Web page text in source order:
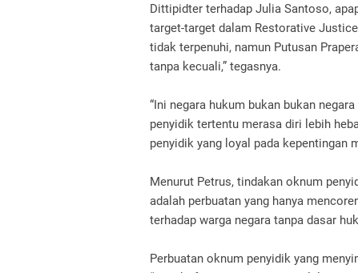
Dittipidter terhadap Julia Santoso,
target-target dalam Restorative
tidak terpenuhi, namun Putusan
tanpa kecuali,” tegasnya.
“Ini negara hukum bukan bukan
penyidik tertentu merasa diri lebih
penyidik yang loyal pada kepentingan
Menurut Petrus, tindakan oknum
adalah perbuatan yang hanya
terhadap warga negara tanpa dasar
Perbuatan oknum penyidik yang